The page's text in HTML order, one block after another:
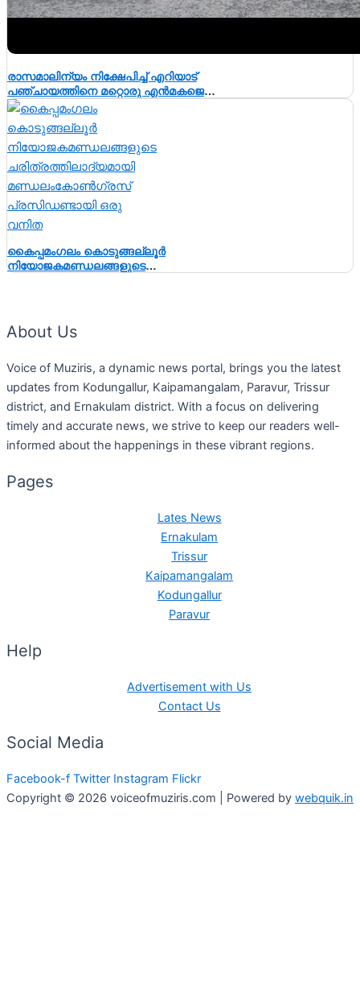
രാസമാലിന്യം നിക്ഷേപിച്ച് എറിയാട്
പഞ്ചായത്തിനെ മറ്റൊരു എൻമകജെ
ആക്കരുതെന്ന് എഐസിസി സെക്രട്ടറി ടി
എൻ പ്രതാപൻ
കൈപ്പമംഗലം കൊടുങ്ങല്ലൂർ
നിയോജകമണ്ഡലങ്ങളുടെ
About Us
Voice of Muziris, a dynamic news portal, brings you the latest
updates from Kodungallur, Kaipamangalam, Paravur, Trissur
district, and Ernakulam district. With a focus on delivering
timely and accurate news, we strive to keep our readers well-
informed about the happenings in these vibrant regions.
Pages
Lates News
Ernakulam
Trissur
Kaipamangalam
Kodungallur
Paravur
Help
Advertisement with Us
Contact Us
Social Media
Facebook-f Twitter Instagram Flickr
Copyright © 2026 voiceofmuziris.com | Powered by webquik.in